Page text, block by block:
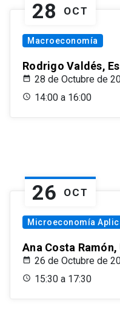
28 OCT
Macroeconomía
Rodrigo Valdés,
28 de Octubre de
14:00 a 16:00
26 OCT
Microeconomía
Ana Costa
26 de Octubre de
15:30 a 17:30